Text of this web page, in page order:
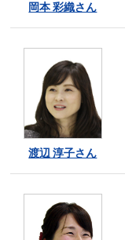
岡本 彩織さん
渡辺 淳子さん